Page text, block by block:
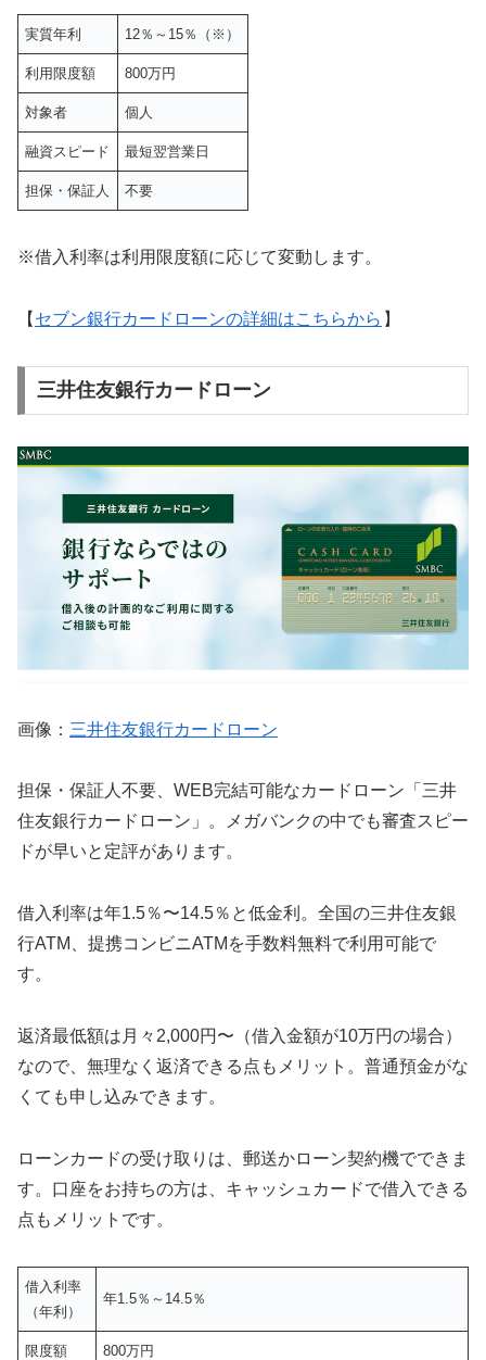
実質年利 12％～15％（※）
利用限度額 800万円
対象者 個人
融資スピード 最短翌営業日
担保・保証人 不要
※借入利率は利用限度額に応じて変動します。
【 セブン銀行カードローンの詳細はこちらから 】
三井住友銀行カードローン
画像： 三井住友銀行カードローン
担保・保証人不要、WEB完結可能なカードローン「三井
住友銀行カードローン」。メガバンクの中でも審査スピー
ドが早いと定評があります。
借入利率は年1.5％〜14.5％と低金利。全国の三井住友銀
行ATM、提携コンビニATMを手数料無料で利用可能で
す。
返済最低額は月々2,000円〜（借入金額が10万円の場合）
なので、無理なく返済できる点もメリット。普通預金がな
くても申し込みできます。
ローンカードの受け取りは、郵送かローン契約機でできま
す。口座をお持ちの方は、キャッシュカードで借入できる
点もメリットです。
借入利率
（年利）
年1.5％～14.5％
限度額 800万円